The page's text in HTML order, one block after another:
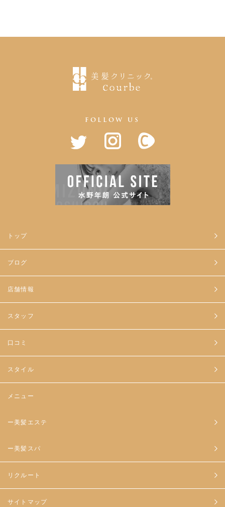
FOLLOW US
トップ
ブログ
店舗情報
スタッフ
口コミ
スタイル
メニュー
ー美髪エステ
ー美髪スパ
リクルート
サイトマップ